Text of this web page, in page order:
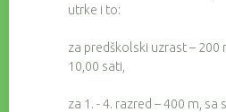
utrke i to:
za predškolski uzrast – 200
10,00 sati,
za 1. - 4. razred – 400 m, sa